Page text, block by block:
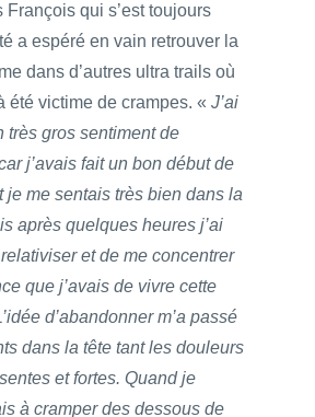
François qui s’est toujours
a espéré en vain retrouver la
dans d’autres ultra trails où
été victime de crampes. « J’ai
très gros sentiment de
j’avais fait un bon début de
je me sentais très bien dans la
après quelques heures j’ai
et de me concentrer
que j’avais de vivre cette
d’abandonner m’a passé
dans la tête tant les douleurs
et fortes. Quand je
à cramper des dessous de